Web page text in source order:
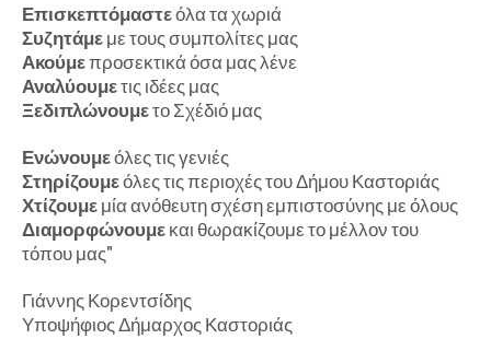
Επισκεπτόμαστεόλα τα χωριά
Συζητάμεμε τους συμπολίτες μας
Ακούμεπροσεκτικά όσα μας λένε
Αναλύουμετις ιδέες μας
Ξεδιπλώνουμετο Σχέδιό μας
Ενώνουμεόλες τις γενιές
Στηρίζουμεόλες τις περιοχές του Δήμου Καστοριάς
Χτίζουμεμία ανόθευτη σχέση εμπιστοσύνης με όλους
Διαμορφώνουμεκαι θωρακίζουμε το μέλλον του
τόπου μας"
Γιάννης Κορεντσίδης
Υποψήφιος Δήμαρχος Καστοριάς